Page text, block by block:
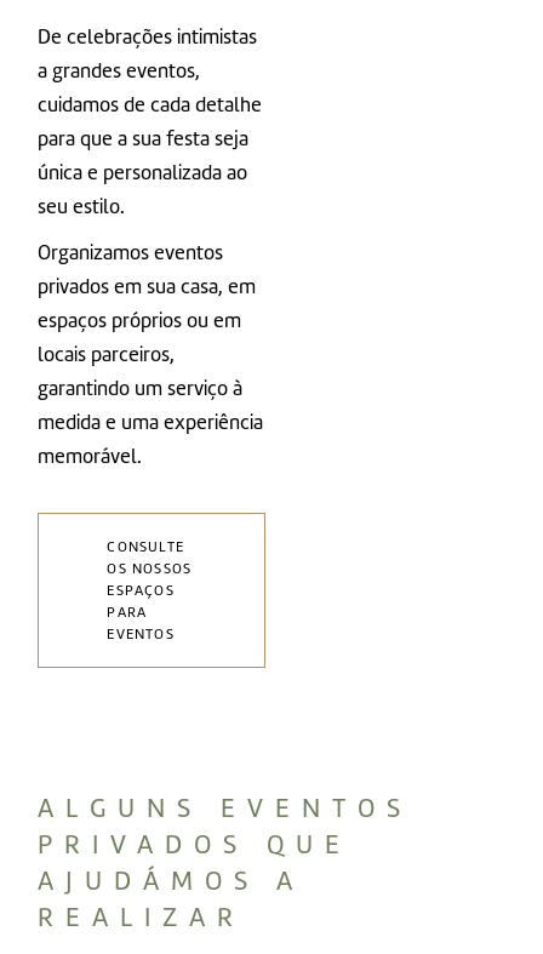
De celebrações intimistas
a grandes eventos,
cuidamos de cada detalhe
para que a sua festa seja
única e personalizada ao
seu estilo.
Organizamoseventos
privadosem sua casa, em
espaços próprios ou em
locais parceiros,
garantindo um serviço à
medida e uma experiência
memorável.
CONSULTE
OS NOSSOS
ESPAÇOS
PARA
EVENTOS
ALGUNS EVENTOS
PRIVADOS QUE
AJUDÁMOS A
REALIZAR